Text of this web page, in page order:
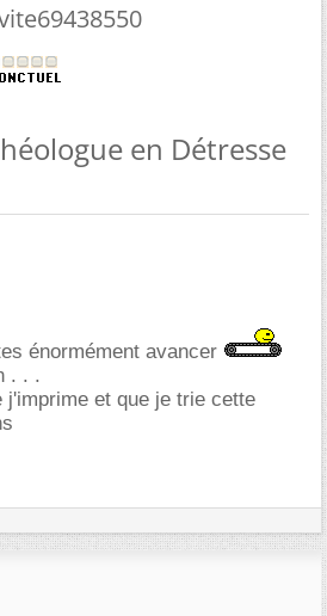
en Détresse
énormément avancer
. . .
j'imprime et que je trie cette